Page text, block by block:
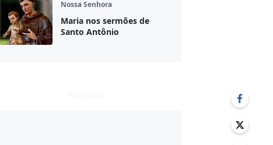
Nossa Senhora
Maria nos sermões de
Santo Antônio